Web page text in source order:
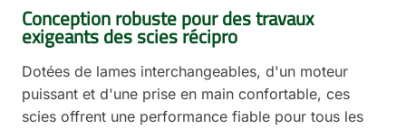
Conception robuste pour des travaux
exigeants des scies récipro
Dotées de lames interchangeables, d'un moteur
puissant et d'une prise en main confortable, ces
scies offrent une performance fiable pour tous les